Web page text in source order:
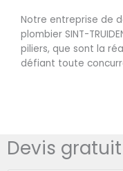
Notre entreprise de
plombier SINT-
piliers, que sont la
défiant toute
Devis